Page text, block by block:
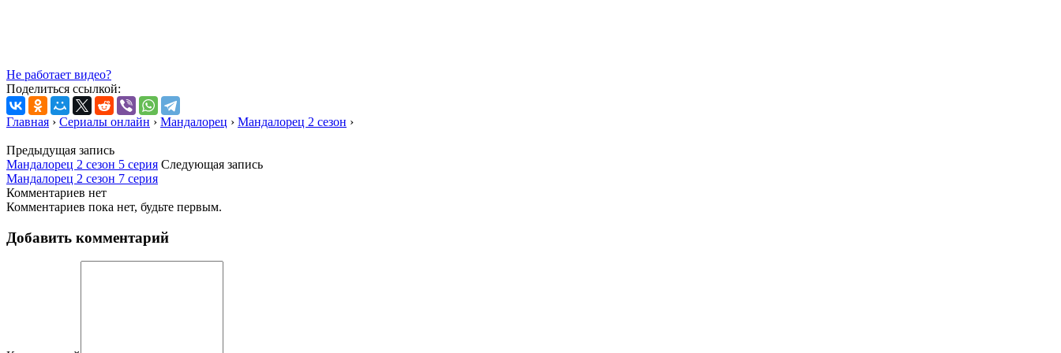
Не работает видео?
Поделиться ссылкой:
Главная › Сериалы онлайн › Мандалорец › Мандалорец 2 сезон ›
Предыдущая запись
Мандалорец 2 сезон 5 серия Следующая запись
Мандалорец 2 сезон 7 серия
Комментариев нет
Комментариев пока нет, будьте первым.
Добавить комментарий